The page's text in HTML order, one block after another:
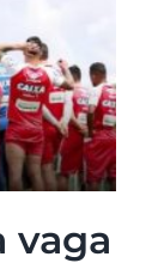
vaga